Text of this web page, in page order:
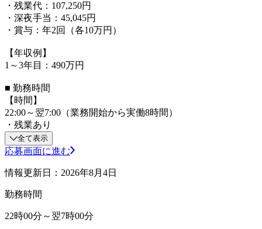
・残業代：107,250円
・深夜手当：45,045円
・賞与：年2回（各10万円）
【年収例】
1～3年目：490万円
■ 勤務時間
【時間】
22:00～翌7:00（業務開始から実働8時間）
・残業あり
全て表示
応募画面に進む
情報更新日：2026年8月4日
勤務時間
22時00分～翌7時00分